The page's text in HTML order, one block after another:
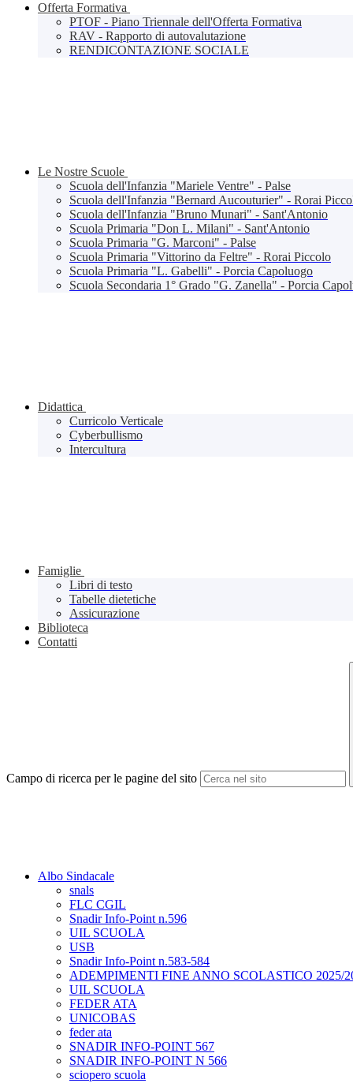
Offerta Formativa
PTOF - Piano Triennale dell'Offerta Formativa
RAV - Rapporto di autovalutazione
RENDICONTAZIONE SOCIALE
Le Nostre Scuole
Scuola dell'Infanzia "Mariele Ventre" - Palse
Scuola dell'Infanzia "Bernard Aucouturier" - Rorai
Scuola dell'Infanzia "Bruno Munari" - Sant'Antonio
Scuola Primaria "Don L. Milani" - Sant'Antonio
Scuola Primaria "G. Marconi" - Palse
Scuola Primaria "Vittorino da Feltre" - Rorai Piccolo
Scuola Primaria "L. Gabelli" - Porcia Capoluogo
Scuola Secondaria 1° Grado "G. Zanella" - Porcia
Didattica
Curricolo Verticale
Cyberbullismo
Intercultura
Famiglie
Libri di testo
Tabelle dietetiche
Assicurazione
Biblioteca
Contatti
Campo di ricerca per le pagine del sito
Albo Sindacale
snals
FLC CGIL
Snadir Info-Point n.596
UIL SCUOLA
USB
Snadir Info-Point n.583-584
ADEMPIMENTI FINE ANNO SCOLASTICO
UIL SCUOLA
FEDER ATA
UNICOBAS
feder ata
SNADIR INFO-POINT 567
SNADIR INFO-POINT N 566
sciopero scuola